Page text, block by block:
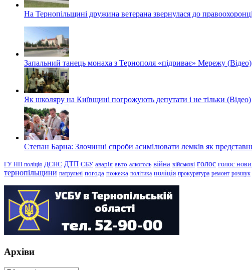
На Тернопільщині дружина ветерана звернулася до правоохоронців
Запальний танець монаха з Тернополя «підриває» Мережу (Відео)
Як школяру на Київщині погрожують депутати і не тільки (Відео)
Степан Барна: Злочинні спроби асимілювати лемків як
ГУ НП поліція ДСНС ДТП СБУ аварія авто алкоголь війна військові голос голос
тернопільщини патрульні погода пожежа політика поліція прокуратура ремонт розшук
Архіви